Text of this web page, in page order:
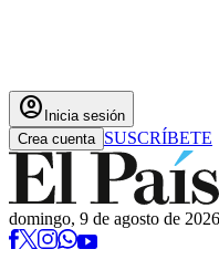
account_circle Inicia sesión
Crea cuenta SUSCRÍBETE
domingo, 9 de agosto de 2026